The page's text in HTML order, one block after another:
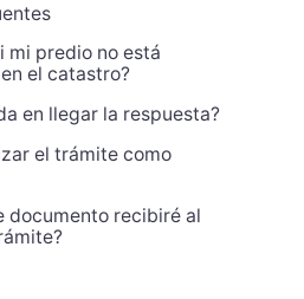
mi predio no está
el catastro?
en llegar la respuesta?
el trámite como
documento recibiré al